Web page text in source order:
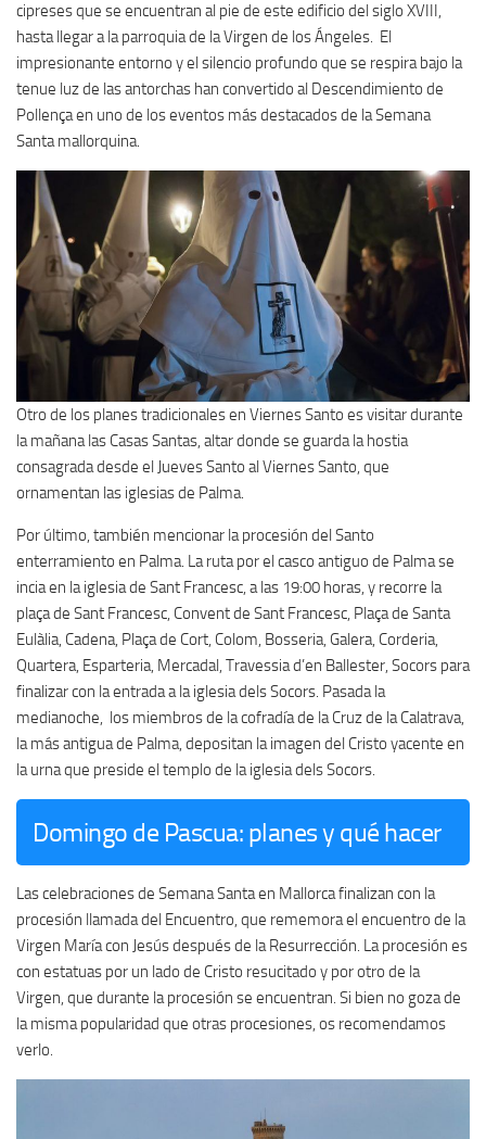
cipreses que se encuentran al pie de este edificio del siglo XVIII,
hasta llegar a la parroquia de la Virgen de los Ángeles. El
impresionante entorno y el silencio profundo que se respira bajo la
tenue luz de las antorchas han convertido al Descendimiento de
Pollença en uno de los eventos más destacados de la Semana
Santa mallorquina.
Otro de los planes tradicionales en Viernes Santo es visitar durante
la mañana las Casas Santas, altar donde se guarda la hostia
consagrada desde el Jueves Santo al Viernes Santo, que
ornamentan las iglesias de Palma.
Por último, también mencionar la procesión del Santo
enterramiento en Palma. La ruta por el casco antiguo de Palma se
incia en la iglesia de Sant Francesc, a las 19:00 horas, y recorre la
plaça de Sant Francesc, Convent de Sant Francesc, Plaça de Santa
Eulàlia, Cadena, Plaça de Cort, Colom, Bosseria, Galera, Corderia,
Quartera, Esparteria, Mercadal, Travessia d’en Ballester, Socors para
finalizar con la entrada a la iglesia dels Socors. Pasada la
medianoche, los miembros de la cofradía de la Cruz de la Calatrava,
la más antigua de Palma, depositan la imagen del Cristo yacente en
la urna que preside el templo de la iglesia dels Socors.
Domingo de Pascua: planes y qué hacer
Las celebraciones de Semana Santa en Mallorca finalizan con la
procesión llamada del Encuentro, que rememora el encuentro de la
Virgen María con Jesús después de la Resurrección. La procesión es
con estatuas por un lado de Cristo resucitado y por otro de la
Virgen, que durante la procesión se encuentran. Si bien no goza de
la misma popularidad que otras procesiones, os recomendamos
verlo.